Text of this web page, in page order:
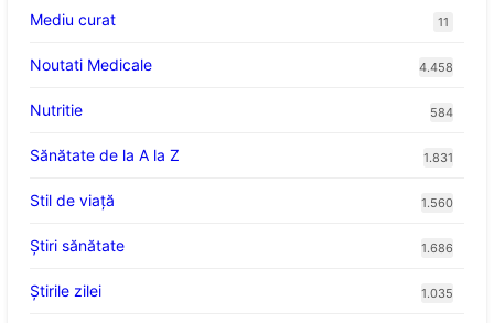
Mediu curat 11
Noutati Medicale 4.458
Nutritie 584
Sănătate de la A la Z 1.831
Stil de viaţă 1.560
Ştiri sănătate 1.686
Știrile zilei 1.035